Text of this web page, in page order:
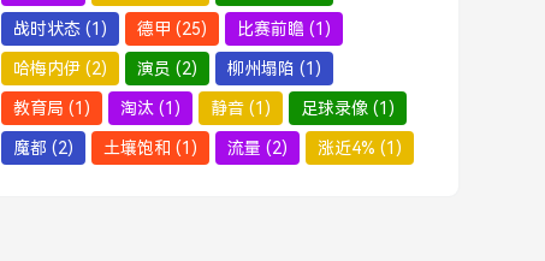
战时状态 (1) 德甲 (25) 比赛前瞻 (1)
哈梅内伊 (2) 演员 (2) 柳州塌陷 (1)
教育局 (1) 淘汰 (1) 静音 (1) 足球录像 (1)
魔都 (2) 土壤饱和 (1) 流量 (2) 涨近4% (1)